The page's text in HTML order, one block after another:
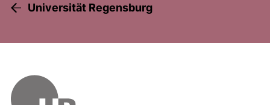
Universität Regensburg